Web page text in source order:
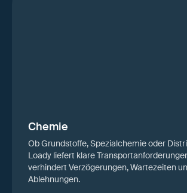
Chemie
Ob Grundstoffe, Spezialchemie oder
Loady liefert klare
verhindert Verzögerungen, Wartezeiten
Ablehnungen.